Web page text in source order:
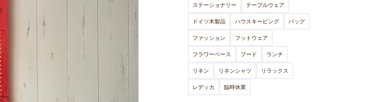
ステーショナリー テーブルウェア
ドイツ木製品 ハウスキーピング バッグ
ファッション フットウェア
フラワーベース フード ランチ
リネン リネンシャツ リラックス
レデッカ 臨時休業